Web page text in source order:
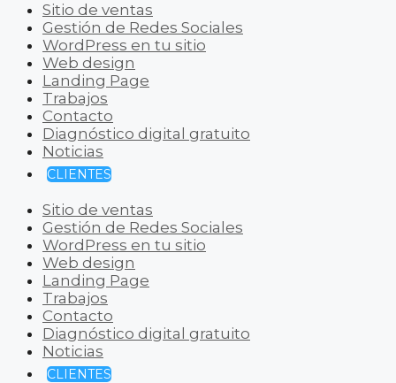
Sitio de ventas
Gestión de Redes Sociales
WordPress en tu sitio
Web design
Landing Page
Trabajos
Contacto
Diagnóstico digital gratuito
Noticias
CLIENTES
Sitio de ventas
Gestión de Redes Sociales
WordPress en tu sitio
Web design
Landing Page
Trabajos
Contacto
Diagnóstico digital gratuito
Noticias
CLIENTES